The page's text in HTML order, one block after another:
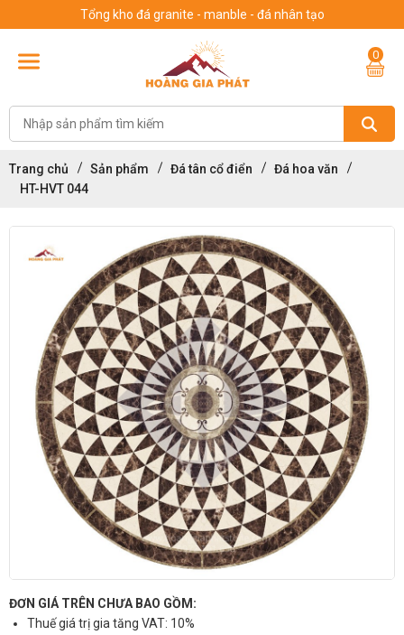
Tổng kho đá granite - manble - đá nhân tạo
0
Trang chủ Sản phẩm Đá tân cổ điển
Đá hoa văn
HT-HVT 044
ĐƠN GIÁ TRÊN CHƯA BAO GỒM:
Thuế giá trị gia tăng VAT: 10%